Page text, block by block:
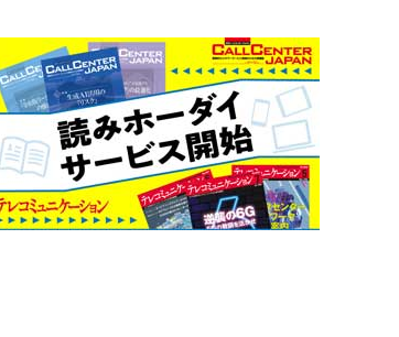
ットで作るGPUネットワー
に迫る1.6TbE時代とローカ
ソリューション特集
6GHz帯Wi-Fiは「
末」で Wi-Fi 7へ